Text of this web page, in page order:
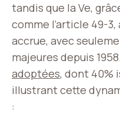
tandis que la Ve,
comme l’article 49-
accrue, avec
majeures depuis
adoptées, dont 40%
illustrant cette
: